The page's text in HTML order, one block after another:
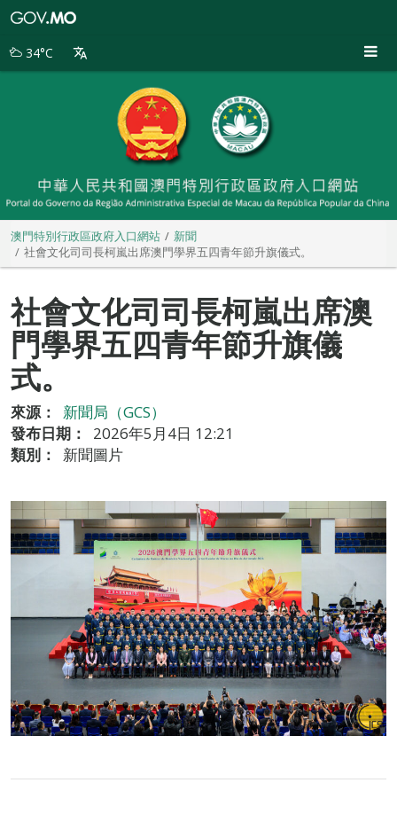
別
34°C
澳門特別行政區政府入口網站
新聞
社會文化司司長柯嵐出席澳門學界五四青年節升旗儀式。
社會文化司司長柯嵐出席澳
門學界五四青年節升旗儀
式。
來源：
新聞局（GCS）
發布日期：
2026年5月4日 12:21
類別：
新聞圖片